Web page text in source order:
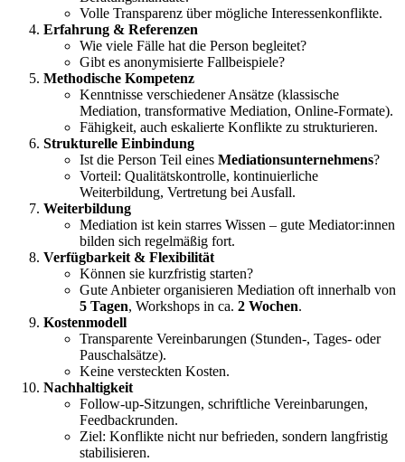
Volle Transparenz über mögliche Interessenkonflikte.
Erfahrung & Referenzen
Wie viele Fälle hat die Person begleitet?
Gibt es anonymisierte Fallbeispiele?
Methodische Kompetenz
Kenntnisse verschiedener Ansätze (klassische
Mediation, transformative Mediation, Online-Formate).
Fähigkeit, auch eskalierte Konflikte zu strukturieren.
Strukturelle Einbindung
Ist die Person Teil eines Mediationsunternehmens?
Vorteil: Qualitätskontrolle, kontinuierliche
Weiterbildung, Vertretung bei Ausfall.
Weiterbildung
Mediation ist kein starres Wissen – gute Mediator:innen
bilden sich regelmäßig fort.
Verfügbarkeit & Flexibilität
Können sie kurzfristig starten?
Gute Anbieter organisieren Mediation oft innerhalb von
5 Tagen, Workshops in ca. 2 Wochen.
Kostenmodell
Transparente Vereinbarungen (Stunden-, Tages- oder
Pauschalsätze).
Keine versteckten Kosten.
Nachhaltigkeit
Follow-up-Sitzungen, schriftliche Vereinbarungen,
Feedbackrunden.
Ziel: Konflikte nicht nur befrieden, sondern langfristig
stabilisieren.